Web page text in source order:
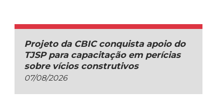
Projeto da CBIC conquista apoio do
TJSP para capacitação em perícias
sobre vícios construtivos
07/08/2026